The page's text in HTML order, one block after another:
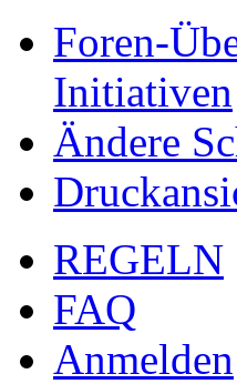
Foren-
Initiativen
Ändere
REGELN
FAQ
Anmelden